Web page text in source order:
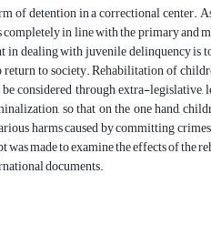
of detention in a correctional
in line with the primary and
dealing with juvenile delinquency is
to society. Rehabilitation of
considered through extra-
so that on the one hand,
harms caused by committing
made to examine the effects of
documents.